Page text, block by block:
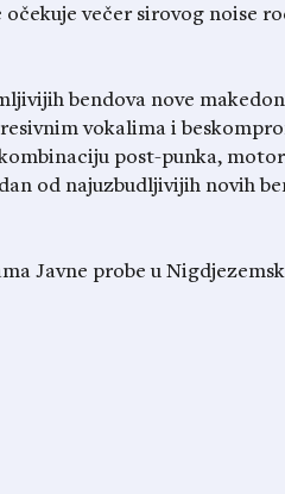
večer sirovog noise
bendova nove
vokalima i
post-punka,
od najuzbudljivijih novih
Javne probe u